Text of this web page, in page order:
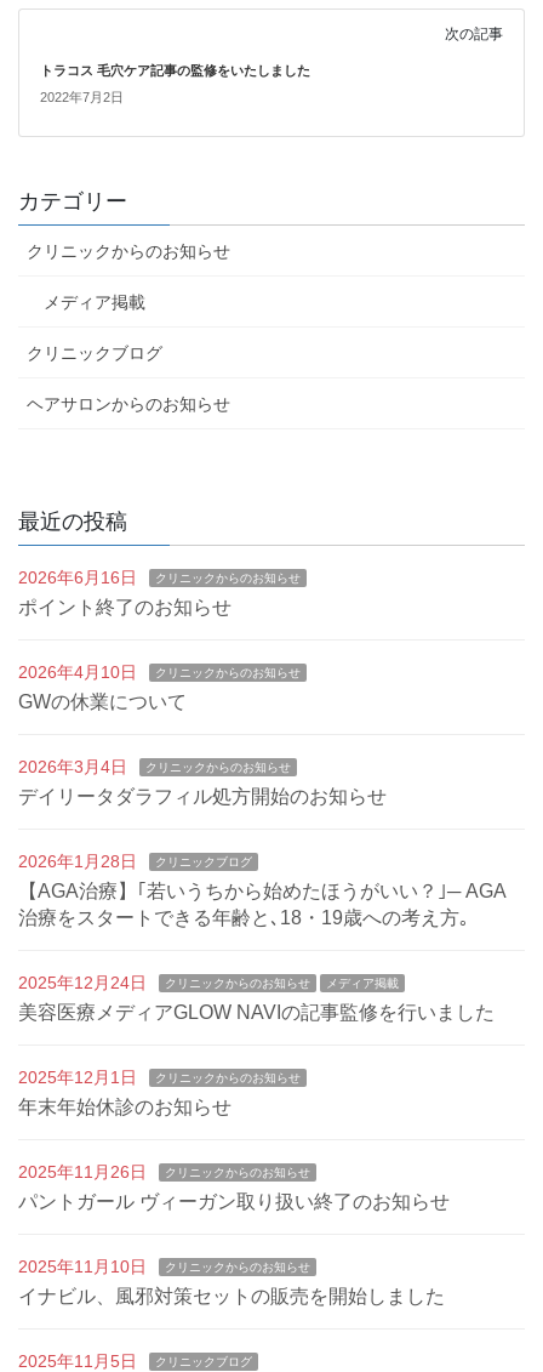
次の記事
トラコス 毛穴ケア記事の監修をいたしました
2022年7月2日
カテゴリー
クリニックからのお知らせ
メディア掲載
クリニックブログ
ヘアサロンからのお知らせ
最近の投稿
2026年6月16日 クリニックからのお知らせ
ポイント終了のお知らせ
2026年4月10日 クリニックからのお知らせ
GWの休業について
2026年3月4日 クリニックからのお知らせ
デイリータダラフィル処方開始のお知らせ
2026年1月28日 クリニックブログ
【AGA治療】｢若いうちから始めたほうがいい？｣─ AGA
治療をスタートできる年齢と､18・19歳への考え方｡
2025年12月24日 クリニックからのお知らせ メディア掲載
美容医療メディアGLOW NAVIの記事監修を行いました
2025年12月1日 クリニックからのお知らせ
年末年始休診のお知らせ
2025年11月26日 クリニックからのお知らせ
パントガール ヴィーガン取り扱い終了のお知らせ
2025年11月10日 クリニックからのお知らせ
イナビル、風邪対策セットの販売を開始しました
2025年11月5日 クリニックブログ